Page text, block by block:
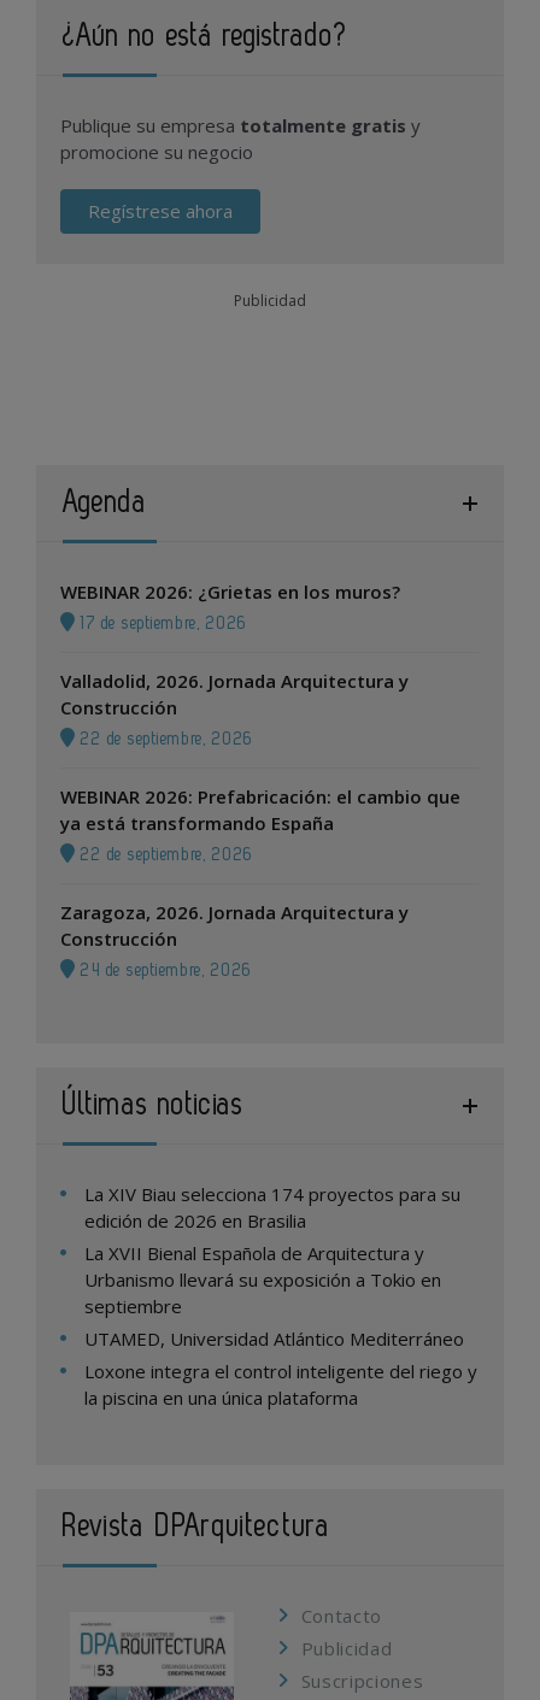
¿Aún no está registrado?
Publique su empresa totalmente gratis y
promocione su negocio
Regístrese ahora
Publicidad
Agenda
WEBINAR 2026: ¿Grietas en los muros?
17 de septiembre, 2026
Valladolid, 2026. Jornada Arquitectura y
Construcción
22 de septiembre, 2026
WEBINAR 2026: Prefabricación: el cambio que
ya está transformando España
22 de septiembre, 2026
Zaragoza, 2026. Jornada Arquitectura y
Construcción
24 de septiembre, 2026
Últimas noticias
La XIV Biau selecciona 174 proyectos para su
edición de 2026 en Brasilia
La XVII Bienal Española de Arquitectura y
Urbanismo llevará su exposición a Tokio en
septiembre
UTAMED, Universidad Atlántico Mediterráneo
Loxone integra el control inteligente del riego y
la piscina en una única plataforma
Revista DPArquitectura
Contacto
Publicidad
Suscripciones